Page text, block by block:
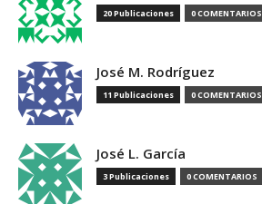
20 Publicaciones 0 COMENTARIOS
José M. Rodríguez
11 Publicaciones 0 COMENTARIOS
José L. García
3 Publicaciones 0 COMENTARIOS